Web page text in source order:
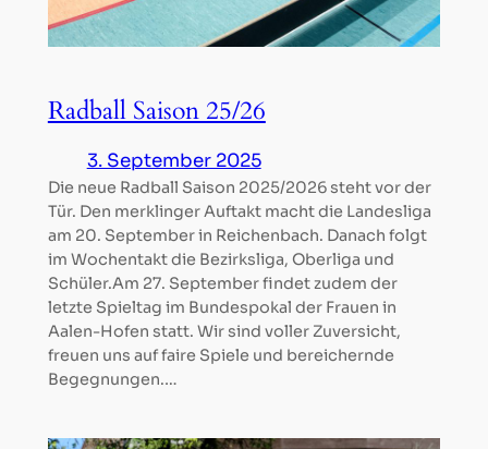
Radball Saison 25/26
3. September 2025
Die neue Radball Saison 2025/2026 steht vor der
Tür. Den merklinger Auftakt macht die Landesliga
am 20. September in Reichenbach. Danach folgt
im Wochentakt die Bezirksliga, Oberliga und
Schüler.Am 27. September findet zudem der
letzte Spieltag im Bundespokal der Frauen in
Aalen-Hofen statt. Wir sind voller Zuversicht,
freuen uns auf faire Spiele und bereichernde
Begegnungen.…